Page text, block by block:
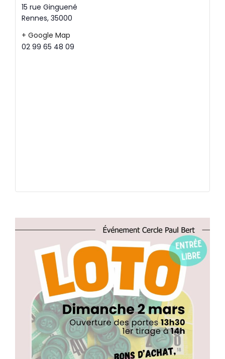
15 rue Ginguené
Rennes, 35000
+ Google Map
02 99 65 48 09